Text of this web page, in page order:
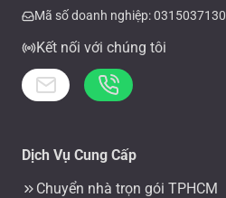
Mã số doanh nghiệp: 0315037130
Kết nối với chúng tôi
Dịch Vụ Cung Cấp
Chuyển nhà trọn gói TPHCM